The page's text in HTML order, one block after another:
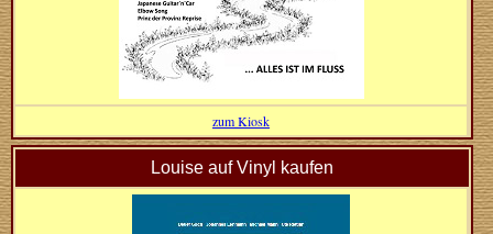
zum Kiosk
Louise auf Vinyl kaufen